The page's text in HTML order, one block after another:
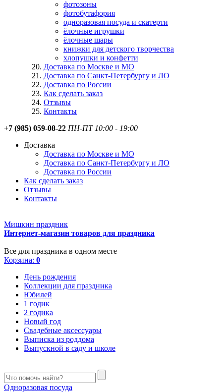
фотозоны
фотобутафория
одноразовая посуда и скатерти
ёлочные игрушки
ёлочные шары
книжки для детского творчества
хлопушки и конфетти
Доставка по Москве и МО
Доставка по Санкт-Петербургу и ЛО
Доставка по России
Как сделать заказ
Отзывы
Контакты
+7 (985) 059-08-22 ПН-ПТ 10:00 - 19:00
Доставка
Доставка по Москве и МО
Доставка по Санкт-Петербургу и ЛО
Доставка по России
Как сделать заказ
Отзывы
Контакты
Мишкин праздник
Интернет-магазин товаров для праздника
Все для праздника в одном месте
Корзина: 0
День рождения
Коллекции для праздника
Юбилей
1 годик
2 годика
Новый год
Свадебные аксессуары
Выписка из роддома
Выпускной в саду и школе
Одноразовая посуда